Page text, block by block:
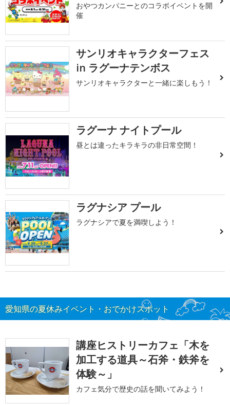
おやつカンパニーとのコラボイベントを開
催
サンリオキャラクターフェス
in ラグーナテンボス
サンリオキャラクターと一緒に楽しもう！
ラグーナ ナイトプール
昼とは違ったキラキラの非日常空間！
ラグナシア プール
ラグナシアで夏を満喫しよう！
愛知県の夏休みイベント・おでかけスポット
講座ヒストリーカフェ「木を
加工する道具～石斧・鉄斧を
体験～」
カフェ気分で歴史の話を聞いてみよう！